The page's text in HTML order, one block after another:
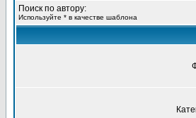
Поиск по автору:
Используйте * в качестве шаблона